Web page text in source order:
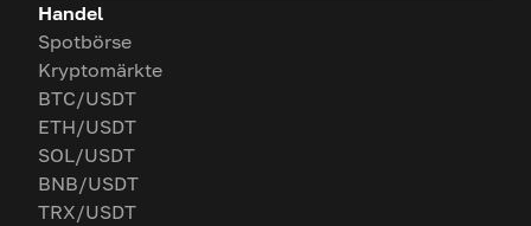
Handel
Spotbörse
Kryptomärkte
BTC/USDT
ETH/USDT
SOL/USDT
BNB/USDT
TRX/USDT